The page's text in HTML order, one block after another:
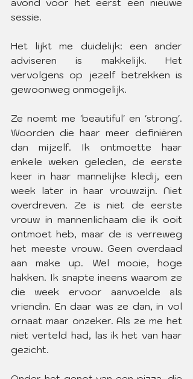
avond voor het eerst een nieuwe
sessie.
Het lijkt me duidelijk: een ander
adviseren is makkelijk. Het
vervolgens op jezelf betrekken is
gewoonweg onmogelijk.
Ze noemt me 'beautiful' en 'strong'.
Woorden die haar meer definiëren
dan mijzelf. Ik ontmoette haar
enkele weken geleden, de eerste
keer in haar mannelijke kledij, een
week later in haar vrouwzijn. Niet
overdreven. Ze is niet de eerste
vrouw in mannenlichaam die ik ooit
ontmoet heb, maar de is verreweg
het meeste vrouw. Geen overdaad
aan make up. Wel mooie, hoge
hakken. Ik snapte ineens waarom ze
die week ervoor aanvoelde als
vriendin. En daar was ze dan, in vol
ornaat maar onzeker. Als ze me het
niet verteld had, las ik het van haar
gezicht.